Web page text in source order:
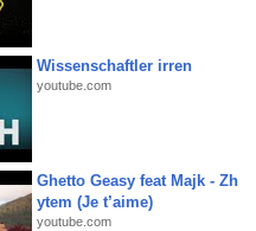
Wissenschaftler irren
youtube.com
Ghetto Geasy feat Majk - Zh
ytem (Je t’aime)
youtube.com